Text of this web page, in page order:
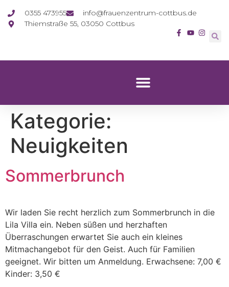
0355 473955
info@frauenzentrum-cottbus.de
Thiemstraße 55, 03050 Cottbus
Kategorie:
Neuigkeiten
Sommerbrunch
Wir laden Sie recht herzlich zum Sommerbrunch in die
Lila Villa ein. Neben süßen und herzhaften
Überraschungen erwartet Sie auch ein kleines
Mitmachangebot für den Geist. Auch für Familien
geeignet. Wir bitten um Anmeldung. Erwachsene: 7,00 €
Kinder: 3,50 €